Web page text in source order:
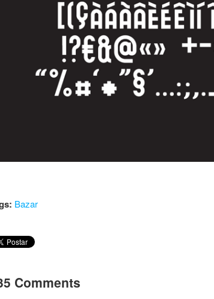
Bazar
Comments